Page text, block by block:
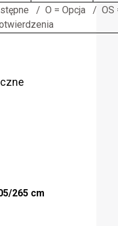
/ O = Opcja / OS
265 cm